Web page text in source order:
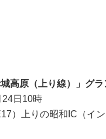
高原（上り線）」グ
24日10時
）上りの昭和IC（イ